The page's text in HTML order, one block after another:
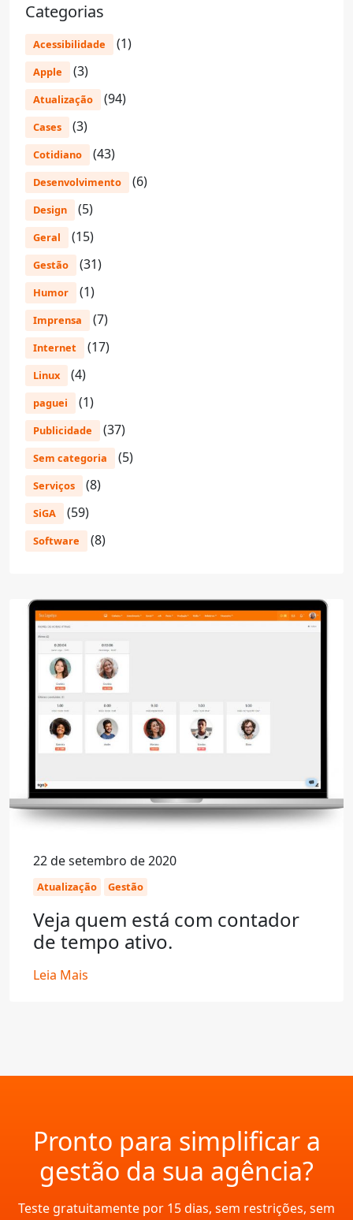
Categorias
Acessibilidade (1)
Apple (3)
Atualização (94)
Cases (3)
Cotidiano (43)
Desenvolvimento (6)
Design (5)
Geral (15)
Gestão (31)
Humor (1)
Imprensa (7)
Internet (17)
Linux (4)
paguei (1)
Publicidade (37)
Sem categoria (5)
Serviços (8)
SiGA (59)
Software (8)
22 de setembro de 2020
Atualização Gestão
Veja quem está com contador
de tempo ativo.
Leia Mais
Pronto para simplificar a
gestão da sua agência?
Teste gratuitamente por 15 dias, sem restrições, sem